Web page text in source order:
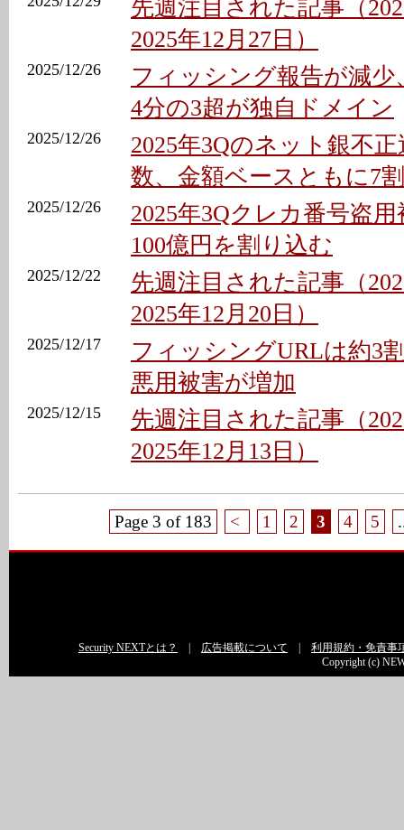
先週注目された記事（
2025年12月27日）
2025/12/26
フィッシング報告が減少
4分の3超が独自ドメイン
2025/12/26
2025年3Qのネット銀不
数、金額ベースともに7
2025/12/26
2025年3Qクレカ番号盗
100億円を割り込む
2025/12/22
先週注目された記事（
2025年12月20日）
2025/12/17
フィッシングURLは約3
悪用被害が増加
2025/12/15
先週注目された記事（
2025年12月13日）
Page 3 of 183 < 1 2 3 4 5
Security NEXTとは？ 広告掲載について
利用規約・免責事
Copyright (c)